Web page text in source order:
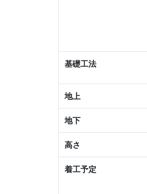
基礎工法
地上
地下
高さ
着工予定